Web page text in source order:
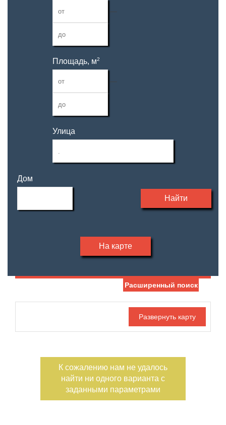
—
Площадь, м2
—
Улица
Дом
Найти
На карте
С фото
Отдельный вход
Расширенный поиск
К сожалению нам не удалось
найти ни одного варианта с
заданными параметрами